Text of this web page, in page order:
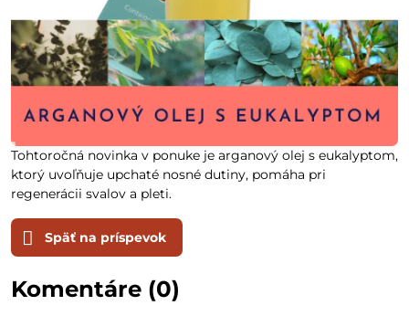
Tohtoročná novinka v ponuke je arganový olej s eukalyptom,
ktorý uvoľňuje upchaté nosné dutiny, pomáha pri
regenerácii svalov a pleti.
Späť na príspevok
Komentáre (0)